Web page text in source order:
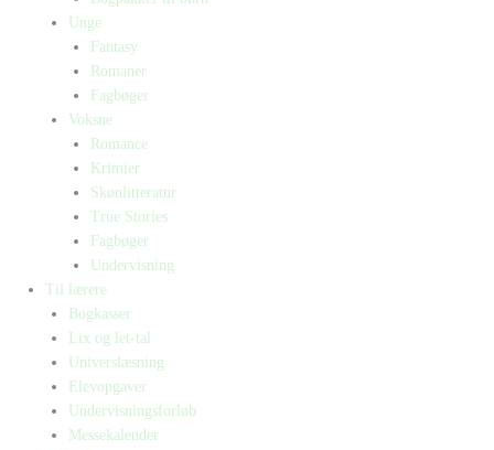
Unge
Fantasy
Romaner
Fagbøger
Voksne
Romance
Krimier
Skønlitteratur
True Stories
Fagbøger
Undervisning
Til lærere
Bogkasser
Lix og let-tal
Universlæsning
Elevopgaver
Undervisningsforløb
Messekalender